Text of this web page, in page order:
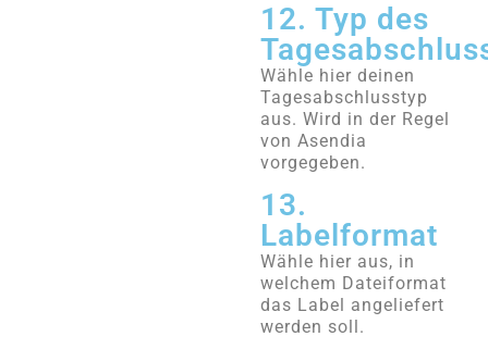
12. Typ des
Wähle hier deinen
Tagesabschlusstyp
aus. Wird in der Regel
von Asendia
vorgegeben.
13.
Labelformat
Wähle hier aus, in
welchem Dateiformat
das Label angeliefert
werden soll.